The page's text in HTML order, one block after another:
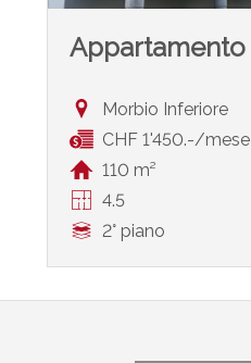
Appartamento
Morbio Inferiore
CHF 1'450.-/mese
110 m²
4.5
2° piano